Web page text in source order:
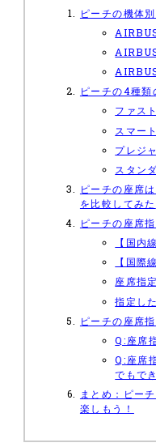
ピーチの機体
ピーチの4種類
ファス
スマー
プレジ
スタン
ピーチの座席
を比較してみた
ピーチの座席
【国内
【国際
座席指
指定し
ピーチの座席
Q:座席
Q:座席
でもで
まとめ：ピー
楽しもう！